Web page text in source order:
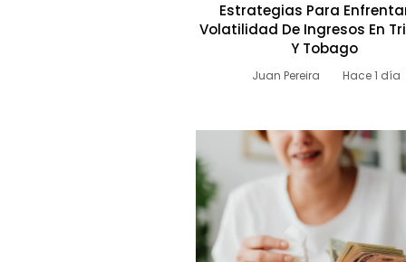
Estrategias Para
Volatilidad De Ingresos En
Y Tobago
Juan Pereira Hace 1 día